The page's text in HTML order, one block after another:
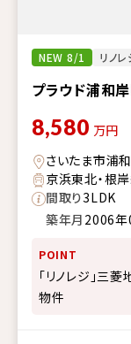
NEW 8/1 リノレ
プラウド浦和
8,580 万円
さいたま市浦
京浜東北・根
間取り3LDK
築年月 2006年
POINT
「リノレジ」三
物件